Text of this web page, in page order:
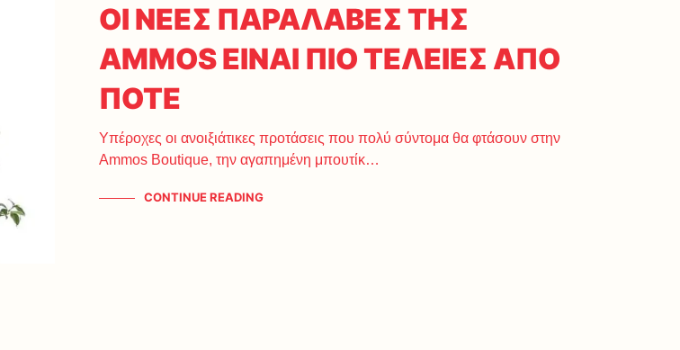
ΟΙ ΝΕΕΣ ΠΑΡΑΛΑΒΕΣ ΤΗΣ
AMMOS ΕΙΝΑΙ ΠΙΟ ΤΕΛΕΙΕΣ ΑΠΟ
ΠΟΤΕ
Υπέροχες οι ανοιξιάτικες προτάσεις που πολύ σύντομα θα φτάσουν στην
Ammos Boutique, την αγαπημένη μπουτίκ…
CONTINUE READING